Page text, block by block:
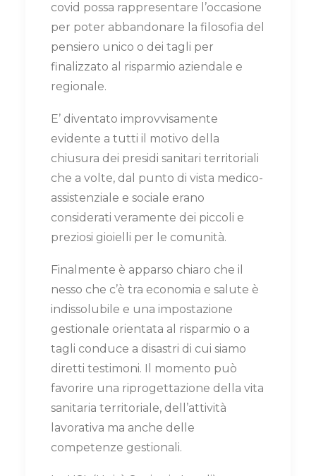
covid possa rappresentare l’occasione
per poter abbandonare la filosofia del
pensiero unico o dei tagli per
finalizzato al risparmio aziendale e
regionale.
E’ diventato improvvisamente
evidente a tutti il motivo della
chiusura dei presidi sanitari territoriali
che a volte, dal punto di vista medico-
assistenziale e sociale erano
considerati veramente dei piccoli e
preziosi gioielli per le comunità.
Finalmente è apparso chiaro che il
nesso che c’è tra economia e salute è
indissolubile e una impostazione
gestionale orientata al risparmio o a
tagli conduce a disastri di cui siamo
diretti testimoni. Il momento può
favorire una riprogettazione della vita
sanitaria territoriale, dell’attività
lavorativa ma anche delle
competenze gestionali.